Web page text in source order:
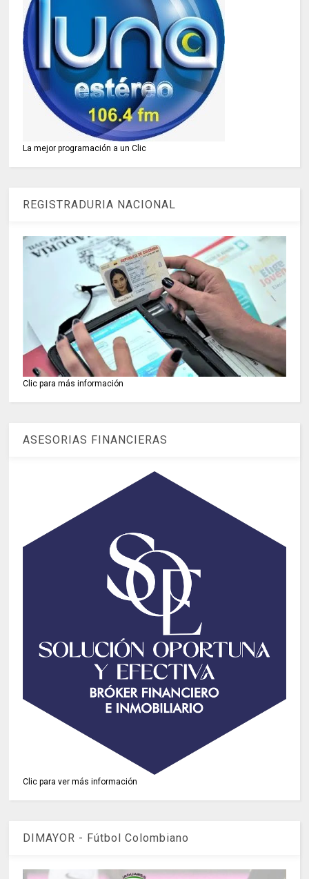
La mejor programación a un Clic
REGISTRADURIA NACIONAL
Clic para más información
ASESORIAS FINANCIERAS
Clic para ver más información
DIMAYOR - Fútbol Colombiano